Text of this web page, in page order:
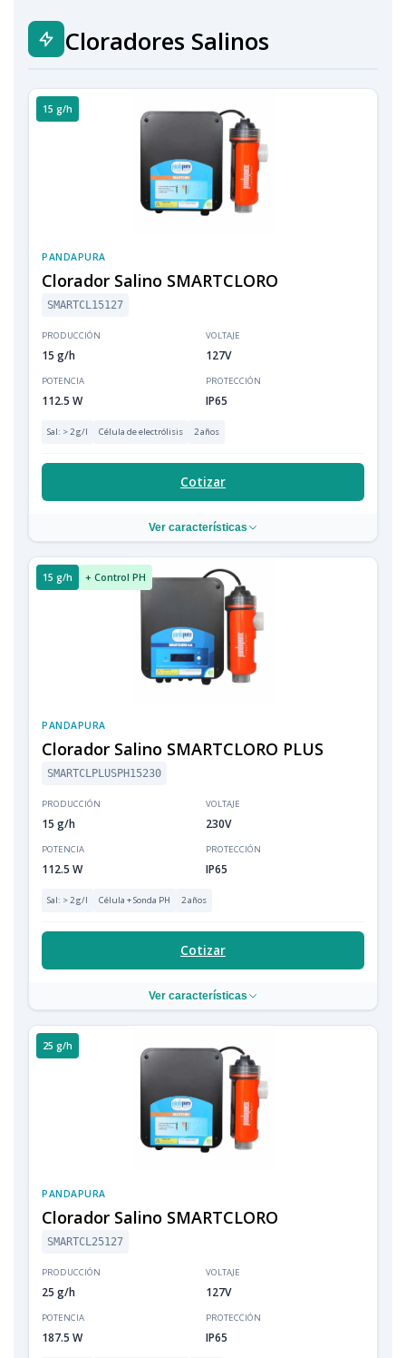
Cloradores Salinos
15 g/h
PANDAPURA
Clorador Salino SMARTCLORO
SMARTCL15127
PRODUCCIÓN
15 g/h
VOLTAJE
127V
POTENCIA
112.5 W
PROTECCIÓN
IP65
Sal: > 2 g/l Célula de electrólisis 2 años
Cotizar
Ver características
15 g/h + Control PH
PANDAPURA
Clorador Salino SMARTCLORO PLUS
SMARTCLPLUSPH15230
PRODUCCIÓN
15 g/h
VOLTAJE
230V
POTENCIA
112.5 W
PROTECCIÓN
IP65
Sal: > 2 g/l Célula + Sonda PH 2 años
Cotizar
Ver características
25 g/h
PANDAPURA
Clorador Salino SMARTCLORO
SMARTCL25127
PRODUCCIÓN
25 g/h
VOLTAJE
127V
POTENCIA
187.5 W
PROTECCIÓN
IP65